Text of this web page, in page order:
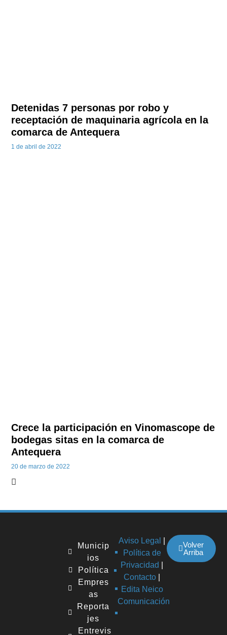
Detenidas 7 personas por robo y
receptación de maquinaria agrícola en la
comarca de Antequera
1 de abril de 2022
Crece la participación en Vinomascope de
bodegas sitas en la comarca de
Antequera
20 de marzo de 2022
Municip
ios
Política
Empres
as
Reporta
jes
Entrevis
Aviso Legal
Política de
Privacidad
Contacto
Edita Neico
Comunicación
Volver
Arriba